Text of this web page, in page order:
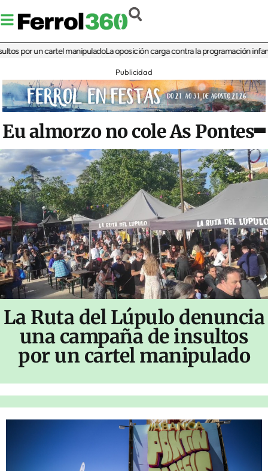
un cartel manipuladoLa oposición carga contra la programación infantil de
Publicidad
Eu almorzo no cole As Pontes
La Ruta del Lúpulo denuncia
una campaña de insultos
por un cartel manipulado